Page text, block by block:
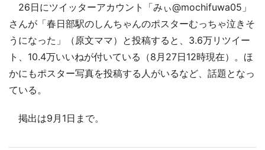
26日にツイッターアカウント「みぃ@mochifuwa05」
さんが「春日部駅のしんちゃんのポスターむっちゃ泣きそ
うになった」（原文ママ）と投稿すると、3.6万リツイー
ト、10.4万いいねが付いている（8月27日12時現在）。ほ
かにもポスター写真を投稿する人がいるなど、話題となっ
ている。
掲出は9月1日まで。